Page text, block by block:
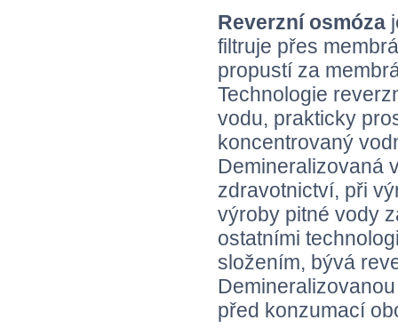
Reverzní osmóza
filtruje přes
propustí za
Technologie
vodu, prakticky
koncentrovaný
Demineralizovaná
zdravotnictví, při
výroby pitné vody
ostatními
složením, bývá
před konzumací